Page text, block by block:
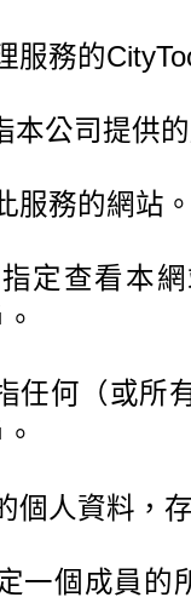
服務的
本公司提供
服務的網站
定查看本
任何（或所
個人資料，
一個成員的